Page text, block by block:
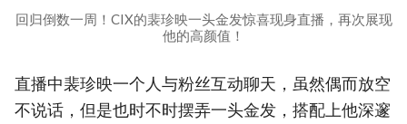
回归倒数一周！CIX的裴珍映一头金发惊喜现身直播，再次展现
他的高颜值！
直播中裴珍映一个人与粉丝互动聊天，虽然偶而放空
不说话，但是也时不时摆弄一头金发，搭配上他深邃